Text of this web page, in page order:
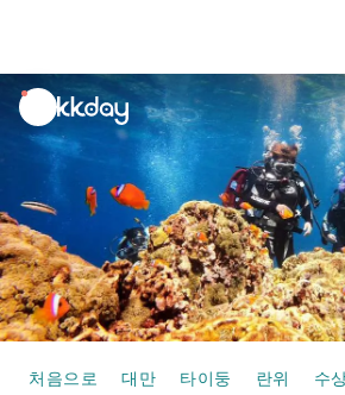
unread
notifications
처음으로 대만 타이둥 란위 수